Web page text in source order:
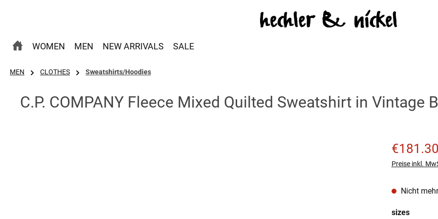
WOMEN MEN NEW ARRIVALS SALE
MEN CLOTHES Sweatshirts/Hoodies
C.P. COMPANY Fleece Mixed Quilted Sweatshirt in Vintage
Verkaufspreis:
€181.30
Preise inkl.
Nicht
sizes